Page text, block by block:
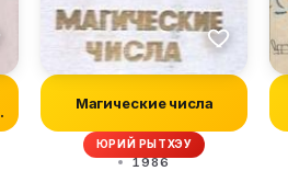
Магические числа
ЮРИЙ РЫТХЭУ
1986